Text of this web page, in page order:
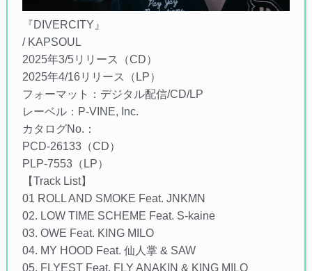
『DIVERCITY』
/ KAPSOUL
2025年3/5リリース（CD）
2025年4/16リリース（LP）
フォーマット：デジタル配信/CD/LP
レーベル：P-VINE, Inc.
カタログNo.：
PCD-26133（CD）
PLP-7553（LP）
【Track List】
01 ROLL AND SMOKE Feat. JNKMN
02. LOW TIME SCHEME Feat. S-kaine
03. OWE Feat. KING MILO
04. MY HOOD Feat. 仙人掌 & SAW
05. FLYEST Feat. FLY ANAKIN & KING MILO